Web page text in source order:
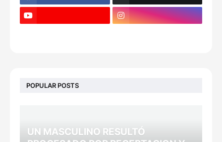
POPULAR POSTS
UN MASCULINO RESULTÓ